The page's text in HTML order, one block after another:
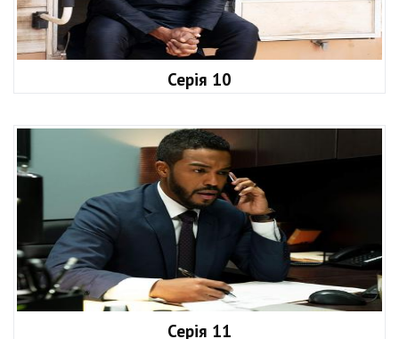
Серія 10
Серія 11